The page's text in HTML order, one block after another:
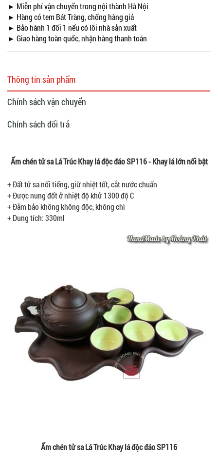
► Miễn phí vận chuyển trong nội thành Hà Nội
► Hàng có tem Bát Tràng, chống hàng giả
► Bảo hành 1 đổi 1 nếu có lỗi nhà sản xuất
► Giao hàng toàn quốc, nhận hàng thanh toán
Thông tin sản phẩm
Chính sách vận chuyển
Chính sách đổi trả
Ấm chén tử sa Lá Trúc Khay lá độc đáo SP116 - Khay lá lớn nổi bật
+ Đất tử sa nổi tiếng, giữ nhiệt tốt, cắt nước chuẩn
+ Được nung đốt ở nhiệt độ khử 1300 độ C
+ Đảm bảo không không độc, không chì
+ Dung tích: 330ml
Ấm chén tử sa Lá Trúc Khay lá độc đáo SP116